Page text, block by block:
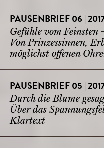
PAUSENBRIEF 06 |
Gefühle vom Feinsten
Von Prinzessinnen,
möglichst offenen
PAUSENBRIEF 05 |
Durch die Blume
Über das
Klartext